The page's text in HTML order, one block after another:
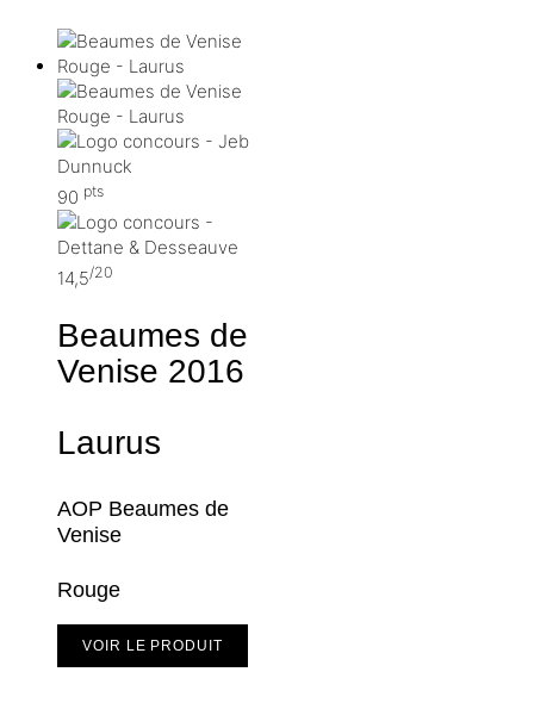
90 pts
14,5/20
Beaumes de
Venise 2016
Laurus
AOP Beaumes de
Venise
Rouge
VOIR LE PRODUIT